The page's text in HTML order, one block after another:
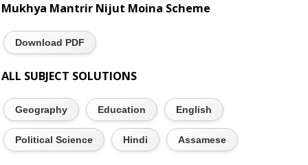
Mukhya Mantrir Nijut Moina Scheme
Download PDF
ALL SUBJECT SOLUTIONS
Geography Education English
Political Science Hindi Assamese